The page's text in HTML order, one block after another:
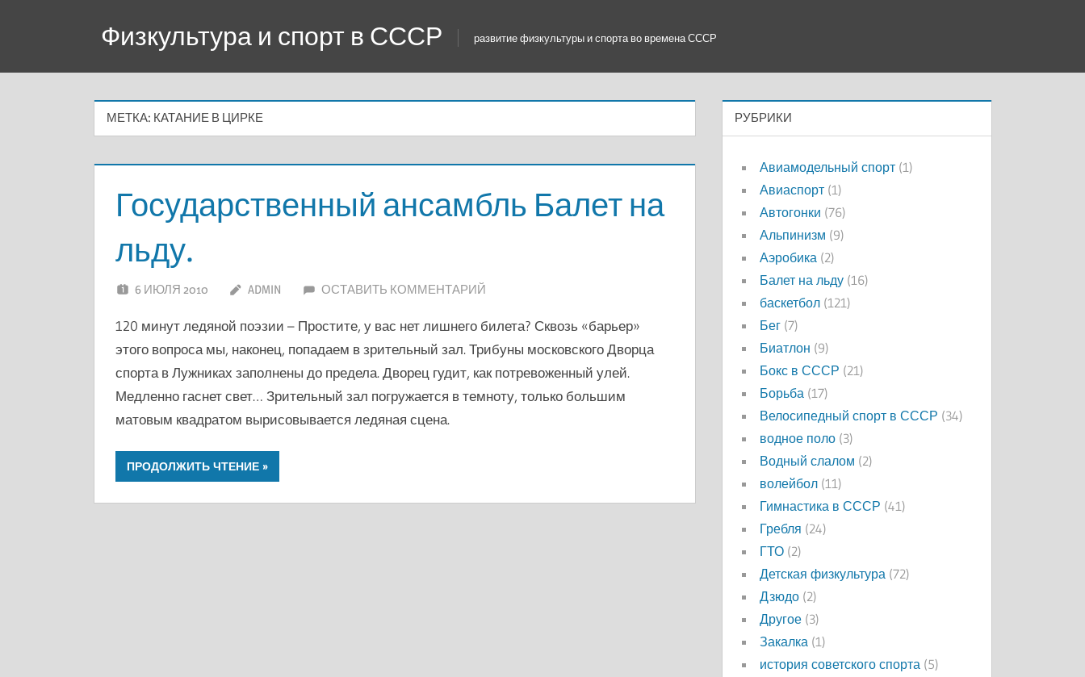
Физкультура и спорт в СССР развитие физкультуры и спорта во времена СССР
МЕТКА: КАТАНИЕ В ЦИРКЕ
Государственный ансамбль Балет на
льду.
6 ИЮЛЯ 2010 ADMIN ОСТАВИТЬ КОММЕНТАРИЙ
120 минут ледяной поэзии – Простите, у вас нет лишнего билета? Сквозь «барьер»
этого вопроса мы, наконец, попадаем в зрительный зал. Трибуны московского Дворца
спорта в Лужниках заполнены до предела. Дворец гудит, как потревоженный улей.
Медленно гаснет свет… Зрительный зал погружается в темноту, только большим
матовым квадратом вырисовывается ледяная сцена.
ПРОДОЛЖИТЬ ЧТЕНИЕ
РУБРИКИ
Авиамодельный спорт (1)
Авиаспорт (1)
Автогонки (76)
Альпинизм (9)
Аэробика (2)
Балет на льду (16)
баскетбол (121)
Бег (7)
Биатлон (9)
Бокс в СССР (21)
Борьба (17)
Велосипедный спорт в СССР (34)
водное поло (3)
Водный слалом (2)
волейбол (11)
Гимнастика в СССР (41)
Гребля (24)
ГТО (2)
Детская физкультура (72)
Дзюдо (2)
Другое (3)
Закалка (1)
история советского спорта (5)